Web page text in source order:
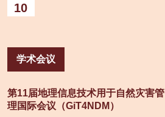
10
学术会议
第11届地理信息技术用于自然灾害管
理国际会议（GiT4NDM）